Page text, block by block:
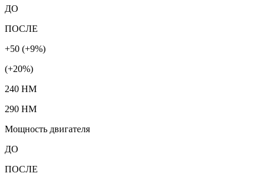
ДО
ПОСЛЕ
+50 (+9%)
(+20%)
240 HM
290 HM
Мощность двигателя
ДО
ПОСЛЕ